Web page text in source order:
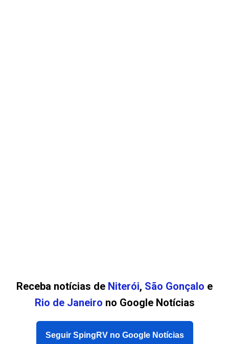
Receba notícias de Niterói, São Gonçalo e
Rio de Janeiro no Google Notícias
Seguir SpingRV no Google Notícias